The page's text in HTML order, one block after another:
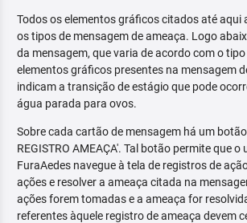
Todos os elementos gráficos citados até aqui
os tipos de mensagem de ameaça. Logo
da mensagem, que varia de acordo com o
elementos gráficos presentes na mensagem
indicam a transição de estágio que pode
água parada para ovos.
Sobre cada cartão de mensagem há um botão
REGISTRO AMEAÇA'. Tal botão permite que o
FuraAedes navegue à tela de registros de
ações e resolver a ameaça citada na
ações forem tomadas e a ameaça for
referentes àquele registro de ameaça devem